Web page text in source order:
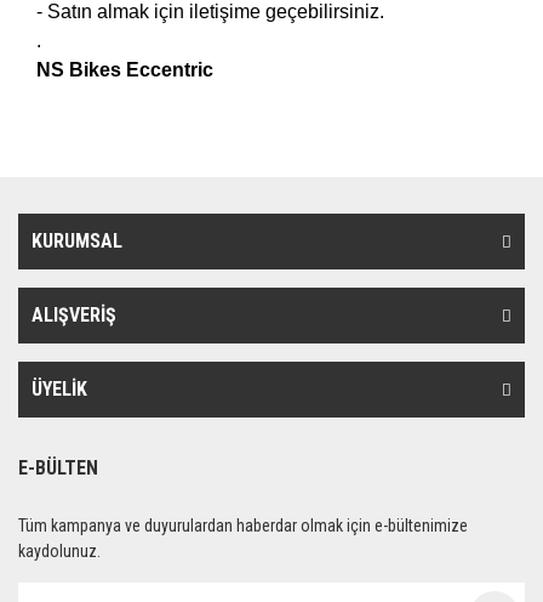
- Satın almak için iletişime geçebilirsiniz.
.
NS Bikes Eccentric
KURUMSAL
ALIŞVERİŞ
ÜYELİK
E-BÜLTEN
Tüm kampanya ve duyurulardan haberdar olmak için e-bültenimize
kaydolunuz.